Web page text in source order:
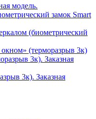
модель.
замок Smart
(биометрический
(терморазрыв 3к)
3к). Заказная
3к). Заказная